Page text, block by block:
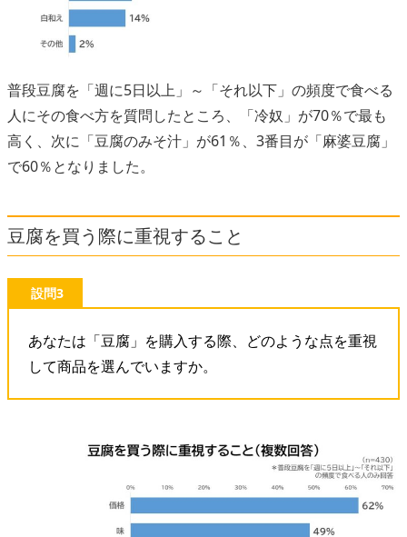
普段豆腐を「週に5日以上」～「それ以下」の頻度で食べる
人にその食べ方を質問したところ、「冷奴」が70％で最も
高く、次に「豆腐のみそ汁」が61％、3番目が「麻婆豆腐」
で60％となりました。
豆腐を買う際に重視すること
設問3
あなたは「豆腐」を購入する際、どのような点を重視
して商品を選んでいますか。